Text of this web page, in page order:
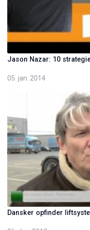
Jason Nazar: 10
05. jan. 2014
Dansker opfinder